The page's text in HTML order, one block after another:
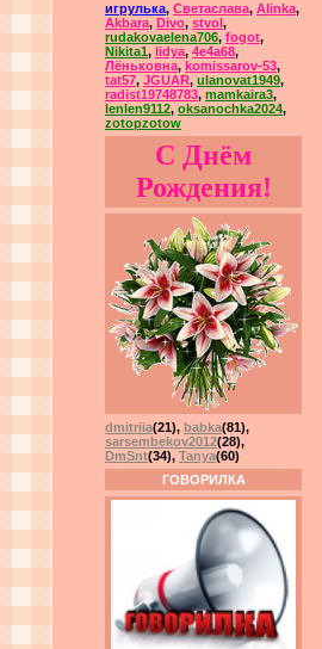
игрулька, Светаслава, Alinka,
Akbara, Divo, stvol ,
rudakovaelena706, fogot,
Nikita1, lidya, 4e4a68,
Лёньковна, komissarov-53,
tat57, JGUAR, ulanovat1949,
radist19748783, mamkaira3,
lenlen9112, oksanochka2024,
zotopzotow
С Днём
Рождения!
dmitriia(21), babka(81),
sarsembekov2012(28),
DmSnt(34), Tanya(60)
ГОВОРИЛКА